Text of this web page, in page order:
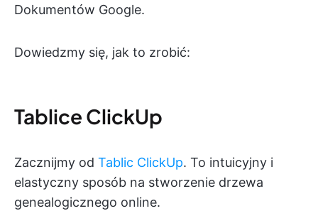
Dokumentów Google.
Dowiedzmy się, jak to zrobić:
Tablice ClickUp
Zacznijmy od Tablic ClickUp. To intuicyjny i
elastyczny sposób na stworzenie drzewa
genealogicznego online.